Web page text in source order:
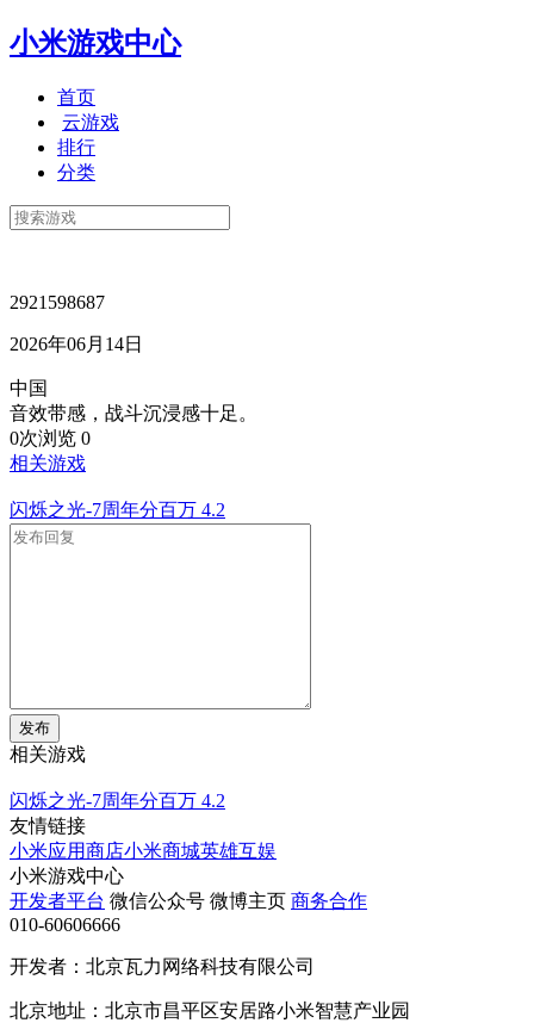
小米游戏中心
首页
云游戏
排行
分类
2921598687
2026年06月14日
中国
音效带感，战斗沉浸感十足。
0次浏览 0
相关游戏
闪烁之光-7周年分百万 4.2
发布
相关游戏
闪烁之光-7周年分百万 4.2
友情链接
小米应用商店小米商城英雄互娱
小米游戏中心
开发者平台 微信公众号 微博主页 商务合作
010-60606666
开发者：北京瓦力网络科技有限公司
北京地址：北京市昌平区安居路小米智慧产业园